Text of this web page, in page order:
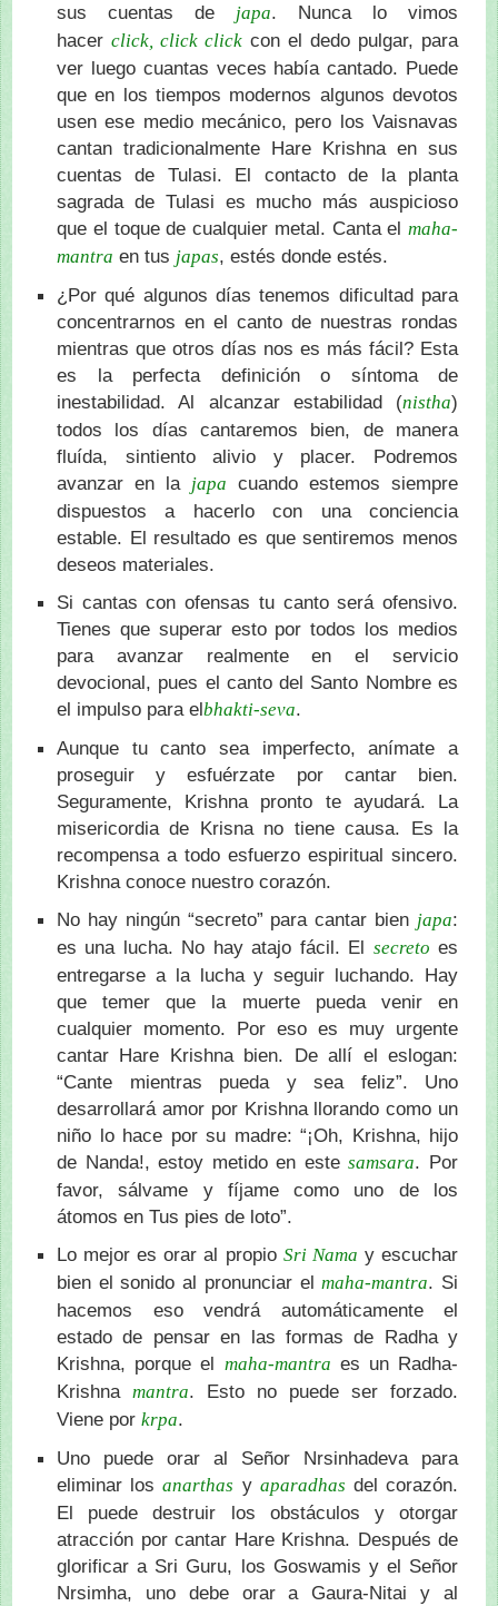
sus cuentas de japa. Nunca lo vimos
hacer click, click click con el dedo pulgar, para
ver luego cuantas veces había cantado. Puede
que en los tiempos modernos algunos devotos
usen ese medio mecánico, pero los Vaisnavas
cantan tradicionalmente Hare Krishna en sus
cuentas de Tulasi. El contacto de la planta
sagrada de Tulasi es mucho más auspicioso
que el toque de cualquier metal. Canta el maha-
mantra en tus japas, estés donde estés.
¿Por qué algunos días tenemos dificultad para
concentrarnos en el canto de nuestras rondas
mientras que otros días nos es más fácil? Esta
es la perfecta definición o síntoma de
inestabilidad. Al alcanzar estabilidad (nistha)
todos los días cantaremos bien, de manera
fluída, sintiento alivio y placer. Podremos
avanzar en la japa cuando estemos siempre
dispuestos a hacerlo con una conciencia
estable. El resultado es que sentiremos menos
deseos materiales.
Si cantas con ofensas tu canto será ofensivo.
Tienes que superar esto por todos los medios
para avanzar realmente en el servicio
devocional, pues el canto del Santo Nombre es
el impulso para elbhakti-seva.
Aunque tu canto sea imperfecto, anímate a
proseguir y esfuérzate por cantar bien.
Seguramente, Krishna pronto te ayudará. La
misericordia de Krisna no tiene causa. Es la
recompensa a todo esfuerzo espiritual sincero.
Krishna conoce nuestro corazón.
No hay ningún “secreto” para cantar bien japa:
es una lucha. No hay atajo fácil. El secreto es
entregarse a la lucha y seguir luchando. Hay
que temer que la muerte pueda venir en
cualquier momento. Por eso es muy urgente
cantar Hare Krishna bien. De allí el eslogan:
“Cante mientras pueda y sea feliz”. Uno
desarrollará amor por Krishna llorando como un
niño lo hace por su madre: “¡Oh, Krishna, hijo
de Nanda!, estoy metido en estesamsara. Por
favor, sálvame y fíjame como uno de los
átomos en Tus pies de loto”.
Lo mejor es orar al propio Sri Nama y escuchar
bien el sonido al pronunciar elmaha-mantra. Si
hacemos eso vendrá automáticamente el
estado de pensar en las formas de Radha y
Krishna, porque el maha-mantra es un Radha-
Krishna mantra. Esto no puede ser forzado.
Viene por krpa.
Uno puede orar al Señor Nrsinhadeva para
eliminar losanarthas y aparadhas del corazón.
El puede destruir los obstáculos y otorgar
atracción por cantar Hare Krishna. Después de
glorificar a Sri Guru, los Goswamis y el Señor
Nrsimha, uno debe orar a Gaura-Nitai y al